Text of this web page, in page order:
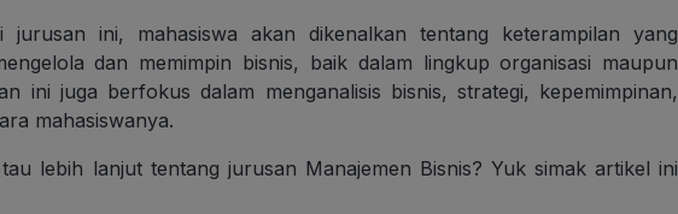
jurusan ini, mahasiswa akan dikenalkan tentang keterampilan yang
dan memimpin bisnis, baik dalam lingkup organisasi maupun
ini juga berfokus dalam menganalisis bisnis, strategi, kepemimpinan,
mahasiswanya.
lebih lanjut tentang jurusan Manajemen Bisnis? Yuk simak artikel ini